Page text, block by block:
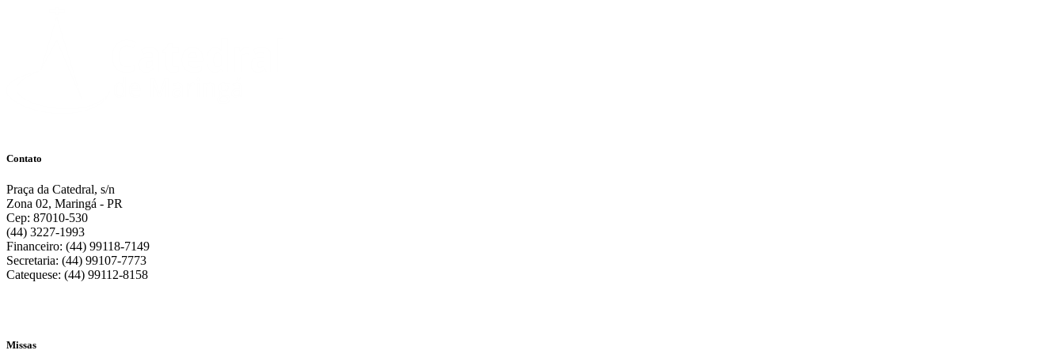
Contato
Praça da Catedral, s/n
Zona 02, Maringá - PR
Cep: 87010-530
(44) 3227-1993
Financeiro: (44) 99118-7149
Secretaria: (44) 99107-7773
Catequese: (44) 99112-8158
Missas